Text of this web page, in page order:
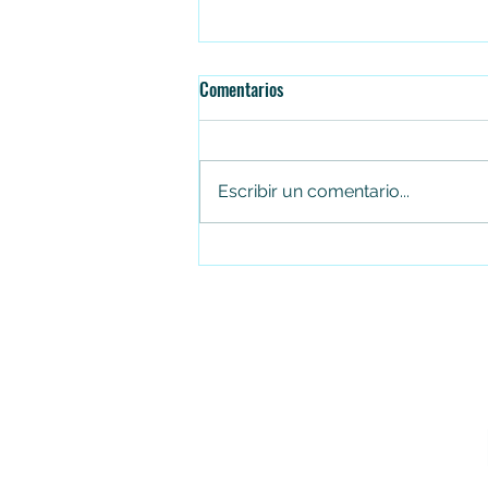
Juan Carlos Arias renuncia al
Comentarios
Escribir un comentario...